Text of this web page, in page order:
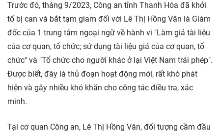
Trước đó, tháng 9/2023, Công an tỉnh Thanh Hóa đã khởi
tố bị can và bắt tạm giam đối với Lê Thị Hồng Vân là Giám
đốc của 1 trung tâm ngoại ngữ về hành vi "Làm giả tài liệu
của cơ quan, tổ chức; sử dụng tài liệu giả của cơ quan, tổ
chức" và "Tổ chức cho người khác ở lại Việt Nam trái phép".
Được biết, đây là thủ đoạn hoạt động mới, rất khó phát
hiện và gây nhiều khó khăn cho công tác điều tra, xác
minh.
Tại cơ quan Công an, Lê Thị Hồng Vân, đối tượng cầm đầu